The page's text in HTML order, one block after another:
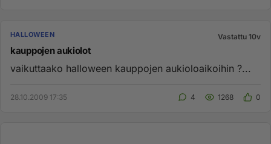
HALLOWEEN Vastattu 10v
kauppojen aukiolot
vaikuttaako halloween kauppojen aukioloaikoihin ?...
28.10.2009 17:35 4 1268 0